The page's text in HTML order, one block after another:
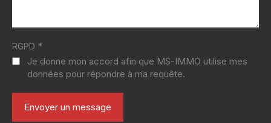
RGPD *
Je donne mon accord afin que MS-IMMO utilise mes
données pour répondre à ma requête.